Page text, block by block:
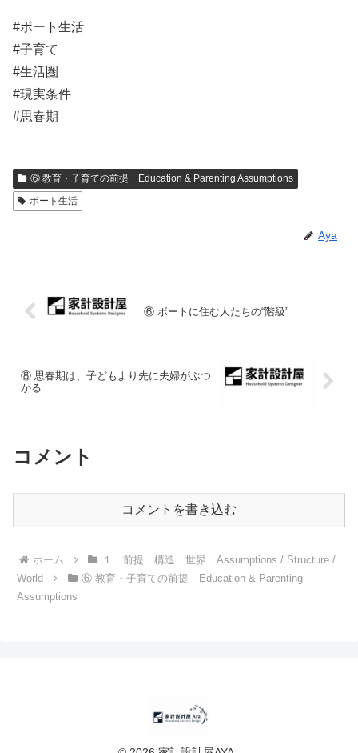
#ボート生活
#子育て
#生活圏
#現実条件
#思春期
⑥ 教育・子育ての前提 Education & Parenting Assumptions
ボート生活
Aya
⑥ ボートに住む人たちの“階級”
⑧ 思春期は、子どもより先に夫婦がぶつ
かる
コメント
コメントを書き込む
ホーム
１ 前提 構造 世界 Assumptions / Structure /
World
⑥ 教育・子育ての前提 Education & Parenting
Assumptions